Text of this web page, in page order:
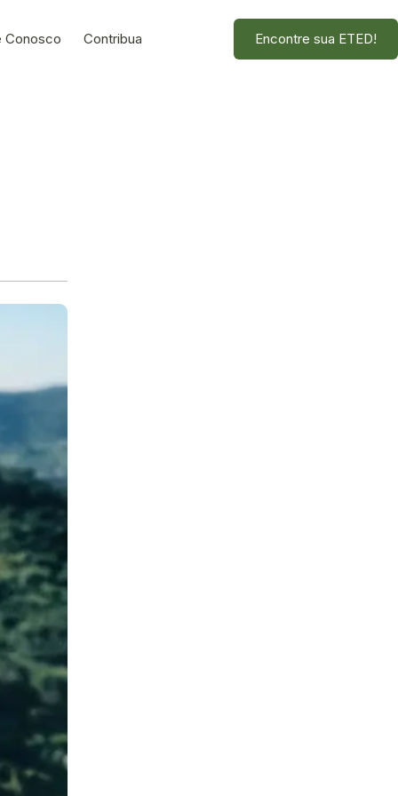
Conosco Contribua Encontre sua ETED!